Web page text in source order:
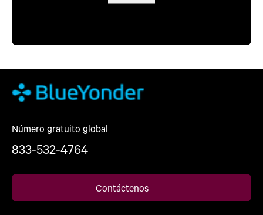
Número gratuito global
833-532-4764
Contáctenos